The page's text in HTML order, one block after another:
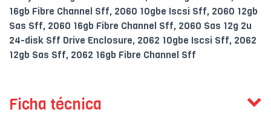
16gb Fibre Channel Sff, 2060 10gbe Iscsi Sff, 2060 12gb
Sas Sff, 2060 16gb Fibre Channel Sff, 2060 Sas 12g 2u
24-disk Sff Drive Enclosure, 2062 10gbe Iscsi Sff, 2062
12gb Sas Sff, 2062 16gb Fibre Channel Sff
Ficha técnica